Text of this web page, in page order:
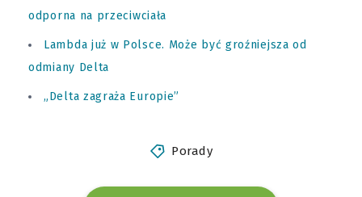
odporna na przeciwciała
Lambda już w Polsce. Może być groźniejsza od
odmiany Delta
„Delta zagraża Europie”
Porady